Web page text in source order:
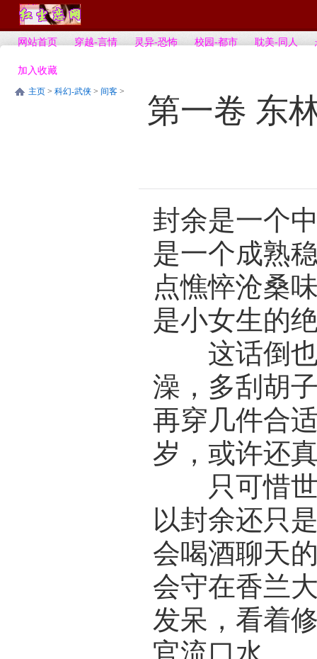
网站首页 穿越-言情 灵异-恐怖 校园-都市 耽美-同人
加入收藏
主页 > 科幻-武侠 > 间客 >
第一卷 东
封余是一个
是一个成熟
点憔悴沧桑
是小女生的
这话倒也
澡，多刮胡
再穿几件合
岁，或许还
只可惜世
以封余还只
会喝酒聊天
会守在香兰
发呆，看着